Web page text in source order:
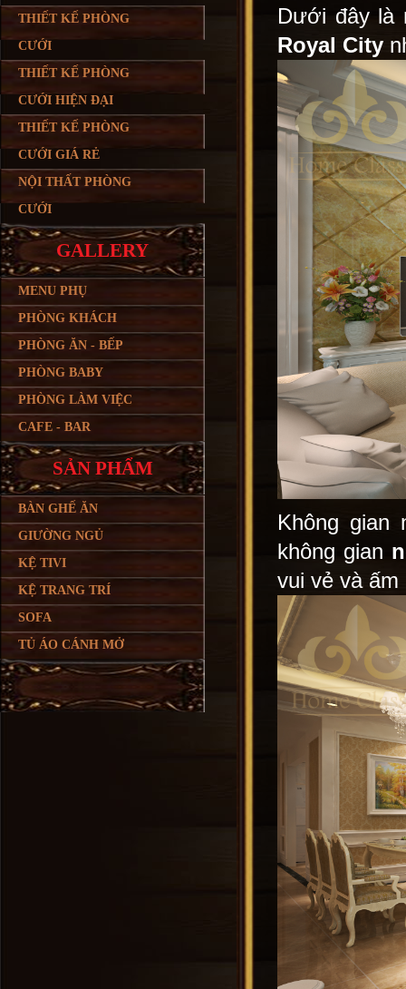
THIẾT KẾ PHÒNG
CƯỚI
THIẾT KẾ PHÒNG
CƯỚI HIỆN ĐẠI
THIẾT KẾ PHÒNG
CƯỚI GIÁ RẺ
NỘI THẤT PHÒNG
CƯỚI
GALLERY
MENU PHỤ
PHÒNG KHÁCH
PHÒNG ĂN - BẾP
PHÒNG BABY
PHÒNG LÀM VIỆC
CAFE - BAR
SẢN PHẨM
BÀN GHẾ ĂN
GIƯỜNG NGỦ
KỆ TIVI
KỆ TRANG TRÍ
SOFA
TỦ ÁO CÁNH MỞ
Dưới đây là
Royal City
Không
không gian
vui vẻ và ấm